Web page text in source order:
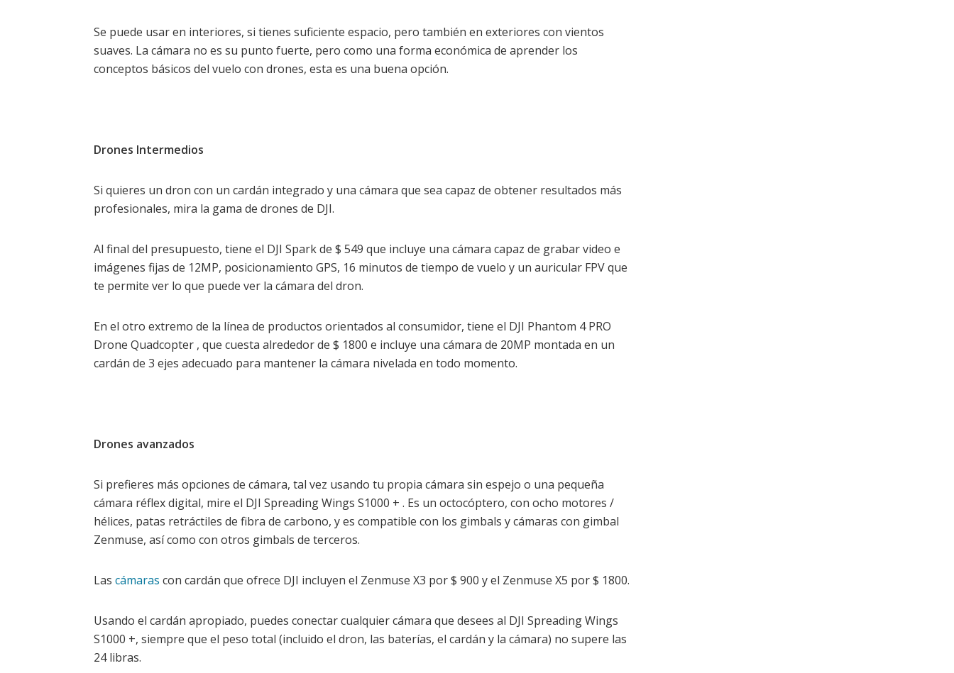
Se puede usar en interiores, si tienes suficiente espacio, pero también en exteriores con vientos
suaves. La cámara no es su punto fuerte, pero como una forma económica de aprender los
conceptos básicos del vuelo con drones, esta es una buena opción.
Drones Intermedios
Si quieres un dron con un cardán integrado y una cámara que sea capaz de obtener resultados más
profesionales, mira la gama de drones de DJI.
Al final del presupuesto, tiene el DJI Spark de $ 549 que incluye una cámara capaz de grabar video e
imágenes fijas de 12MP, posicionamiento GPS, 16 minutos de tiempo de vuelo y un auricular FPV que
te permite ver lo que puede ver la cámara del dron.
En el otro extremo de la línea de productos orientados al consumidor, tiene el DJI Phantom 4 PRO
Drone Quadcopter , que cuesta alrededor de $ 1800 e incluye una cámara de 20MP montada en un
cardán de 3 ejes adecuado para mantener la cámara nivelada en todo momento.
Drones avanzados
Si prefieres más opciones de cámara, tal vez usando tu propia cámara sin espejo o una pequeña
cámara réflex digital, mire el DJI Spreading Wings S1000 + . Es un octocóptero, con ocho motores /
hélices, patas retráctiles de fibra de carbono, y es compatible con los gimbals y cámaras con gimbal
Zenmuse, así como con otros gimbals de terceros.
Las cámaras con cardán que ofrece DJI incluyen el Zenmuse X3 por $ 900 y el Zenmuse X5 por $ 1800.
Usando el cardán apropiado, puedes conectar cualquier cámara que desees al DJI Spreading Wings
S1000 +, siempre que el peso total (incluido el dron, las baterías, el cardán y la cámara) no supere las
24 libras.